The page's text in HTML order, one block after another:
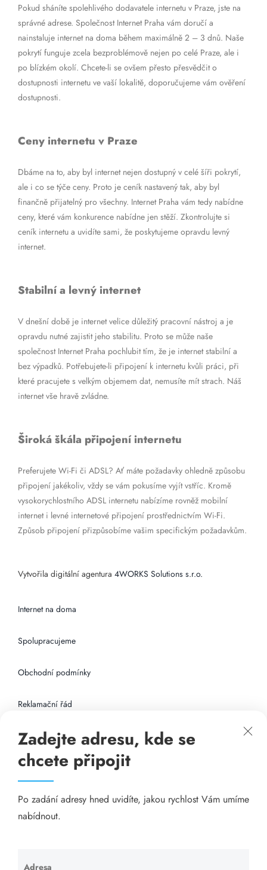
Pokud sháníte spolehlivého dodavatele internetu v Praze, jste na
správné adrese. Společnost Internet Praha vám doručí a
nainstaluje internet na doma během maximálně 2 – 3 dnů. Naše
pokrytí funguje zcela bezproblémově nejen po celé Praze, ale i
po blízkém okolí. Chcete-li se ovšem přesto přesvědčit o
dostupnosti internetu ve vaší lokalitě, doporučujeme vám ověření
dostupnosti.
Ceny internetu v Praze
Dbáme na to, aby byl internet nejen dostupný v celé šíři pokrytí,
ale i co se týče ceny. Proto je ceník nastavený tak, aby byl
finančně přijatelný pro všechny. Internet Praha vám tedy nabídne
ceny, které vám konkurence nabídne jen stěží. Zkontrolujte si
ceník internetu a uvidíte sami, že poskytujeme opravdu levný
internet.
Stabilní a levný internet
V dnešní době je internet velice důležitý pracovní nástroj a je
opravdu nutné zajistit jeho stabilitu. Proto se může naše
společnost Internet Praha pochlubit tím, že je internet stabilní a
bez výpadků. Potřebujete-li připojení k internetu kvůli práci, při
které pracujete s velkým objemem dat, nemusíte mít strach. Náš
internet vše hravě zvládne.
Široká škála připojení internetu
Preferujete Wi-Fi či ADSL? Ať máte požadavky ohledně způsobu
připojení jakékoliv, vždy se vám pokusíme vyjít vstříc. Kromě
vysokorychlostního ADSL internetu nabízíme rovněž mobilní
internet i levné internetové připojení prostřednictvím Wi-Fi.
Způsob připojení přizpůsobíme vašim specifickým požadavkům.
Vytvořila digitální agentura 4WORKS Solutions s.r.o.
Internet na doma
Spolupracujeme
Obchodní podmínky
Reklamační řád
Připojení k internetu
Odkazy
Katalog A-seznam.cz
Visací zámky - TOKOZ
Zadejte adresu, kde se
chcete připojit
Po zadání adresy hned uvidíte, jakou rychlost Vám umíme
nabídnout.
Adresa